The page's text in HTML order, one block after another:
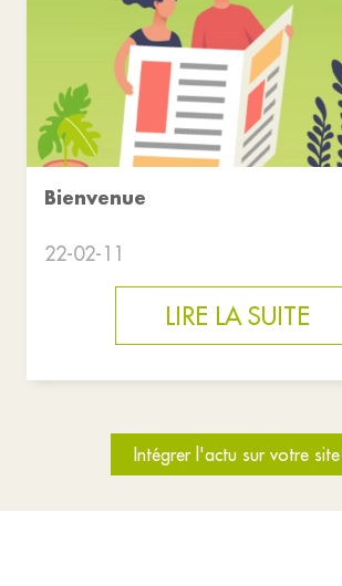
Bienvenue
22-02-11
LIRE LA SUITE
Intégrer l'actu sur votre site